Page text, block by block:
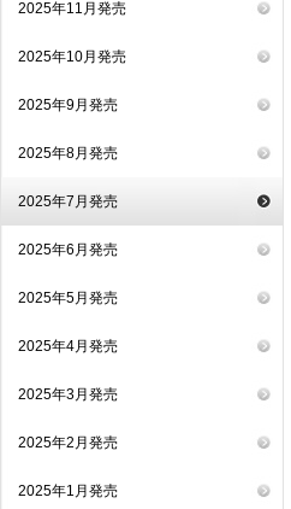
2025年11月発売
2025年10月発売
2025年9月発売
2025年8月発売
2025年7月発売
2025年6月発売
2025年5月発売
2025年4月発売
2025年3月発売
2025年2月発売
2025年1月発売